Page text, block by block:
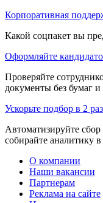
Корпоративная
Какой соцпакет вы
Оформляйте
Проверяйте
документы без бумаг
Ускорьте подбор в 2
Автоматизируйте сбор
собирайте аналитику
О компании
Наши вакансии
Партнерам
Реклама на сайте